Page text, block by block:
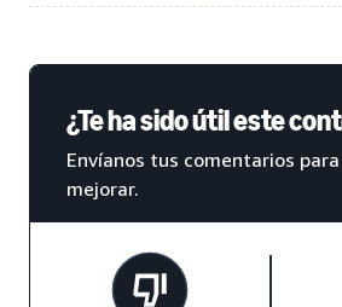
¿Te ha sido útil este
Envíanos tus comentarios
mejorar.